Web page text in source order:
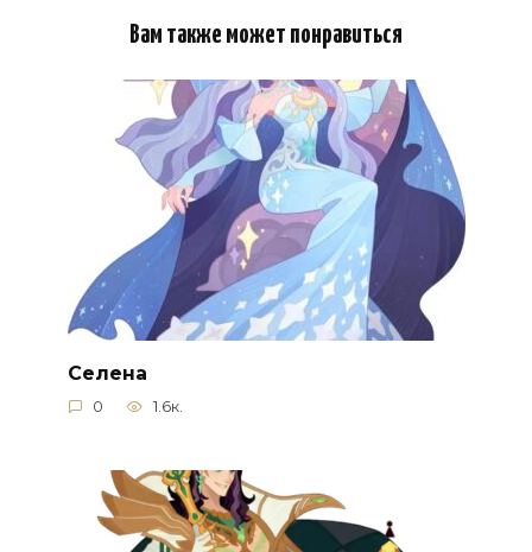
Вам также может понравиться
Селена
0 1.6к.